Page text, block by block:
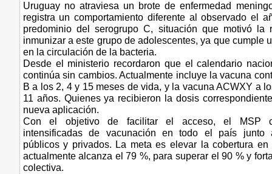
Uruguay no atraviesa un brote de enfermedad
registra un comportamiento diferente al observado el
predominio del serogrupo C, situación que motivó la
inmunizar a este grupo de adolescentes, ya que cumple
en la circulación de la bacteria.
Desde el ministerio recordaron que el calendario
continúa sin cambios. Actualmente incluye la vacuna
B a los 2, 4 y 15 meses de vida, y la vacuna ACWXY a
11 años. Quienes ya recibieron la dosis
nueva aplicación.
Con el objetivo de facilitar el acceso, el MSP
intensificadas de vacunación en todo el país junto
públicos y privados. La meta es elevar la cobertura en
actualmente alcanza el 79 %, para superar el 90 % y
colectiva.